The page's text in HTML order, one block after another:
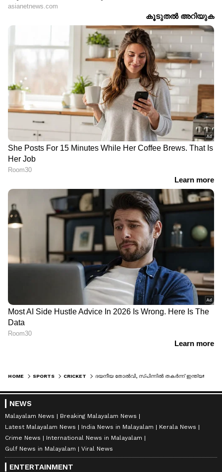
HOME SPORTS CRICKET
NEWS
Malayalam News
Breaking Malayalam News
Latest Malayalam News
India News in Malayalam
Kerala News
Crime News
International News in Malayalam
Gulf News in Malayalam
Viral News
ENTERTAINMENT